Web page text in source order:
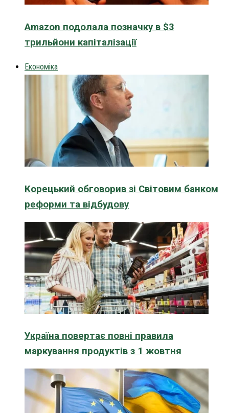
Amazon подолала позначку в $3
трильйони капіталізації
Економіка
Корецький обговорив зі Світовим банком
реформи та відбудову
Україна повертає повні правила
маркування продуктів з 1 жовтня